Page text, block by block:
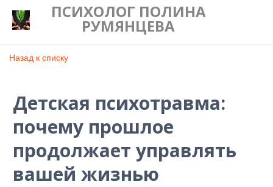
ПСИХОЛОГ ПОЛИНА
РУМЯНЦЕВА
Назад к списку
Детская психотравма:
почему прошлое
продолжает управлять
вашей жизнью